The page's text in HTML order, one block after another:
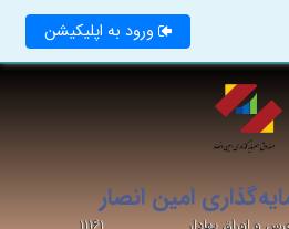
ورود به اپلیکیشن
امین انصار